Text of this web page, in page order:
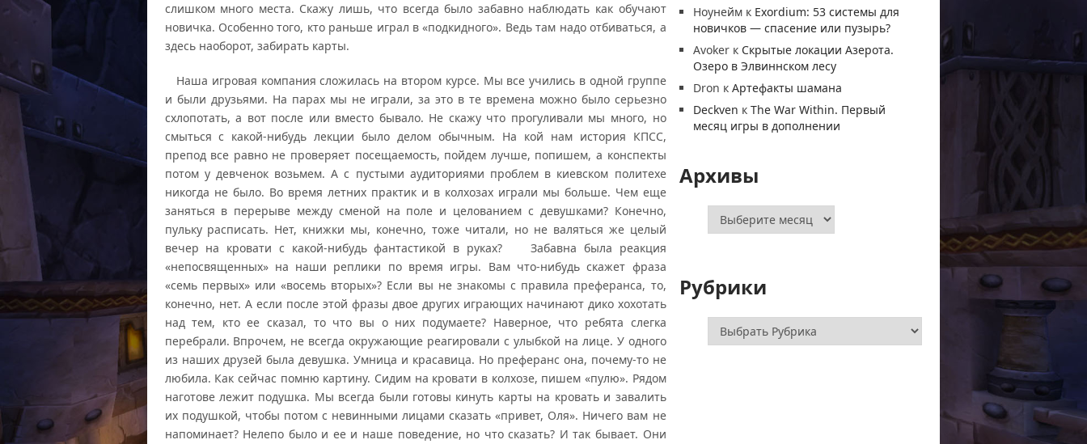
слишком много места. Скажу лишь, что всегда было забавно наблюдать как обучают
новичка. Особенно того, кто раньше играл в «подкидного». Ведь там надо отбиваться, а
здесь наоборот, забирать карты.
Наша игровая компания сложилась на втором курсе. Мы все учились в одной группе
и были друзьями. На парах мы не играли, за это в те времена можно было серьезно
схлопотать, а вот после или вместо бывало. Не скажу что прогуливали мы много, но
смыться с какой-нибудь лекции было делом обычным. На кой нам история КПСС,
препод все равно не проверяет посещаемость, пойдем лучше, попишем, а конспекты
потом у девченок возьмем. А с пустыми аудиториями проблем в киевском политехе
никогда не было. Во время летних практик и в колхозах играли мы больше. Чем еще
заняться в перерыве между сменой на поле и целованием с девушками? Конечно,
пульку расписать. Нет, книжки мы, конечно, тоже читали, но не валяться же целый
вечер на кровати с какой-нибудь фантастикой в руках?
Забавна была реакция
«непосвященных» на наши реплики по время игры. Вам что-нибудь скажет фраза
«семь первых» или «восемь вторых»? Если вы не знакомы с правила преферанса, то,
конечно, нет. А если после этой фразы двое других играющих начинают дико хохотать
над тем, кто ее сказал, то что вы о них подумаете? Наверное, что ребята слегка
перебрали. Впрочем, не всегда окружающие реагировали с улыбкой на лице. У одного
из наших друзей была девушка. Умница и красавица. Но преферанс она, почему-то не
любила. Как сейчас помню картину. Сидим на кровати в колхозе, пишем «пулю». Рядом
наготове лежит подушка. Мы всегда были готовы кинуть карты на кровать и завалить
их подушкой, чтобы потом с невинными лицами сказать «привет, Оля». Ничего вам не
напоминает? Нелепо было и ее и наше поведение, но что сказать? И так бывает. Они
Ноунейм к Exordium: 53 системы для
новичков — спасение или пузырь?
Avoker к Скрытые локации Азерота.
Озеро в Элвиннском лесу
Dron кАртефакты шамана
Deckven кThe War Within. Первый
месяц игры в дополнении
Архивы
Архивы
Рубрики
Рубрики